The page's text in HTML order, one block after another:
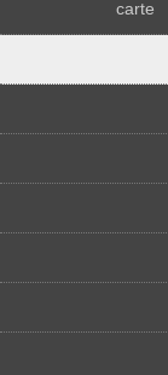
carte